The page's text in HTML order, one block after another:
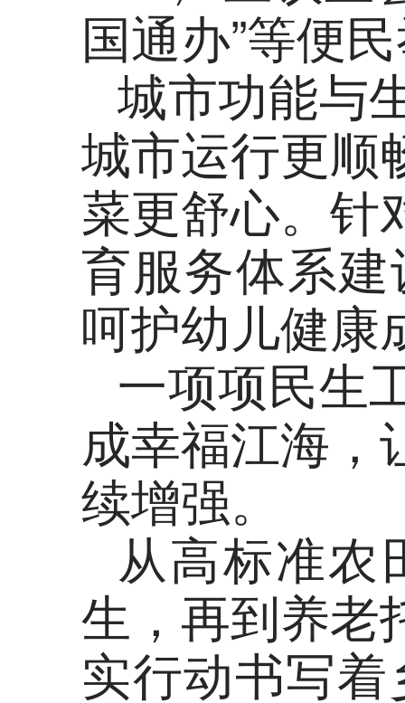
国通办”等便
城市功能与
城市运行更顺
菜更舒心。针
育服务体系
呵护幼儿健康
一项项民生
成幸福江海，
续增强。
从高标准农
生，再到养老
实行动书写